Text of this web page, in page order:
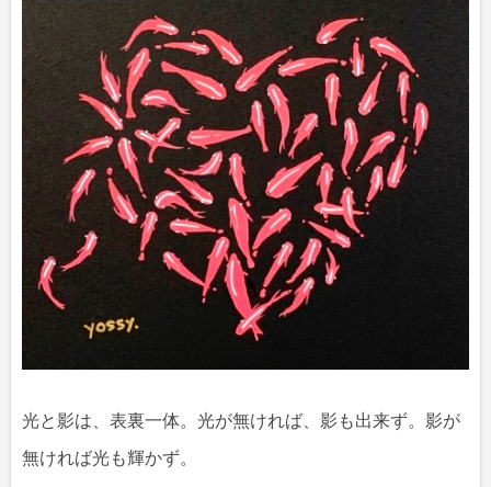
光と影は、表裏一体。光が無ければ、影も出来ず。影が
無ければ光も輝かず。